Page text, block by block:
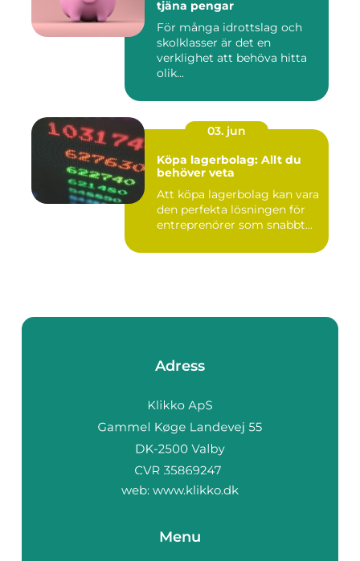
tjäna pengar
För många idrottslag och
skolklasser är det en
verklighet att behöva hitta
olik...
03. jun
Köpa lagerbolag: Allt du
behöver veta
Att köpa lagerbolag kan vara
den perfekta lösningen för
entreprenörer som snabbt...
Adress
web: www.klikko.dk
Menu